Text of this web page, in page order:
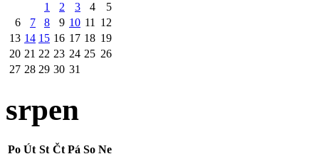
1
2 3 4
5
6
7 8 9 10 11 12
13 14 15 16 17 18 19
20 21 22 23 24 25 26
27 28 29 30 31
srpen
Po Út St Čt Pá So Ne